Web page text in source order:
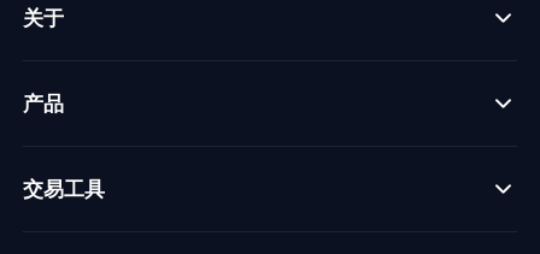
关于
产品
交易工具